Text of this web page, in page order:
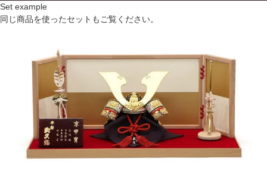
Set example
同じ商品を使ったセットもご覧ください。